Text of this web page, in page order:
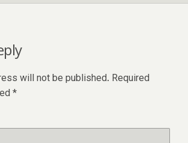
will not be published. Required
*